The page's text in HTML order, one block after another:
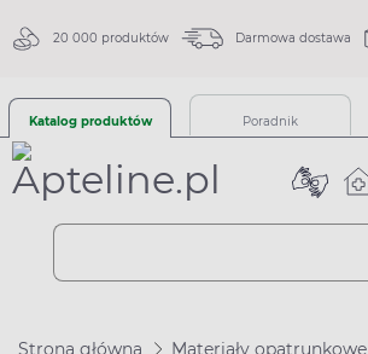
20 000 produktów Darmowa dostawa
Katalog produktów Poradnik
Strona główna Materiały opatrunkowe